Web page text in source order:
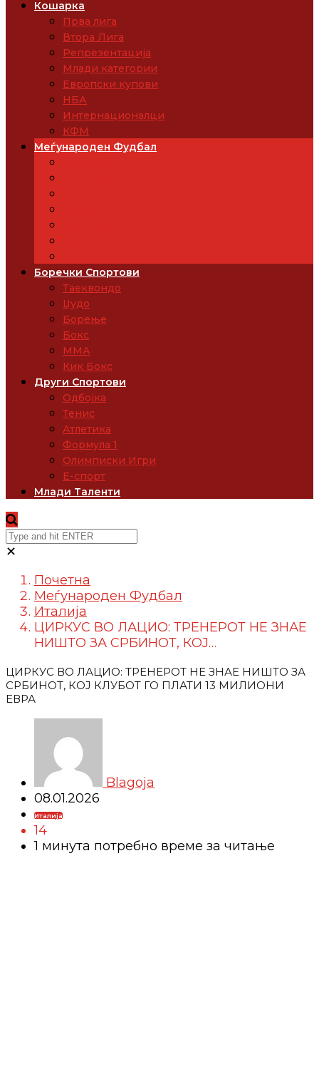
Кошарка
Прва лига
Втора Лига
Репрезентација
Млади категории
Европски купови
НБА
Интернационалци
КФМ
Меѓународен Фудбал
Боречки Спортови
Таеквондо
Џудо
Борење
Бокс
ММА
Кик Бокс
Други Спортови
Одбојка
Тенис
Атлетика
Формула 1
Олимписки Игри
Е-спорт
Млади Таленти
✕
Почетна
Меѓународен Фудбал
Италија
ЦИРКУС ВО ЛАЦИО: ТРЕНЕРОТ НЕ ЗНАЕ
НИШТО ЗА СРБИНОТ, КОЈ…
ЦИРКУС ВО ЛАЦИО: ТРЕНЕРОТ НЕ ЗНАЕ НИШТО ЗА
СРБИНОТ, КОЈ КЛУБОТ ГО ПЛАТИ 13 МИЛИОНИ
ЕВРА
Blagoja
08.01.2026
Италија
14
1 минутa потребно време за читање